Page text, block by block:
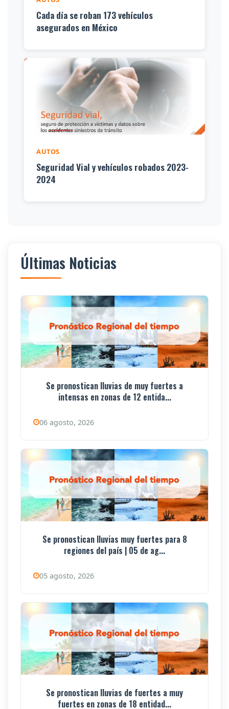
Cada día se roban 173 vehículos
asegurados en México
AUTOS
Seguridad Vial y vehículos robados 2023-
2024
Últimas Noticias
Se pronostican lluvias de muy fuertes a
intensas en zonas de 12 entida...
06 agosto, 2026
Se pronostican lluvias muy fuertes para 8
regiones del país | 05 de ag...
05 agosto, 2026
Se pronostican lluvias de fuertes a muy
fuertes en zonas de 18 entidad...